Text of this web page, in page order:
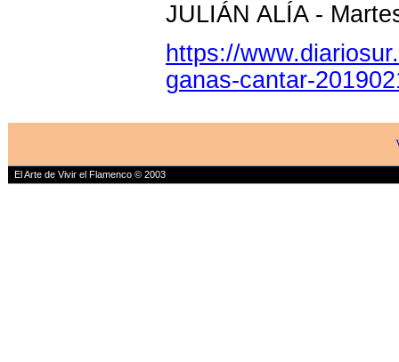
JULIÁN ALÍA -
https://
ganas-cantar-
El Arte de Vivir el Flamenco © 2003